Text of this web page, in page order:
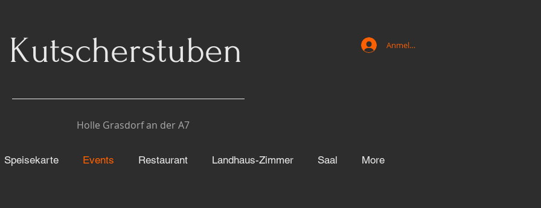
Kutscherstuben Anmelden
Holle Grasdorf an der A7
Speisekarte Events Restaurant Landhaus-Zimmer Saal More